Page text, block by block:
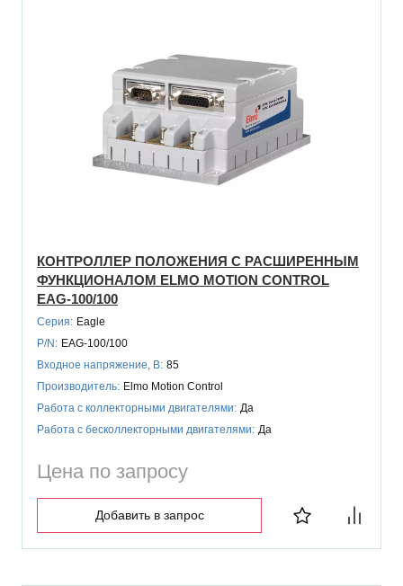
КОНТРОЛЛЕР ПОЛОЖЕНИЯ С РАСШИРЕННЫМ
ФУНКЦИОНАЛОМ ELMO MOTION CONTROL
EAG-100/100
Серия: Eagle
P/N: EAG-100/100
Входное напряжение, В: 85
Производитель: Elmo Motion Control
Работа с коллекторными двигателями: Да
Работа с бесколлекторными двигателями: Да
Цена по запросу
Добавить в запрос